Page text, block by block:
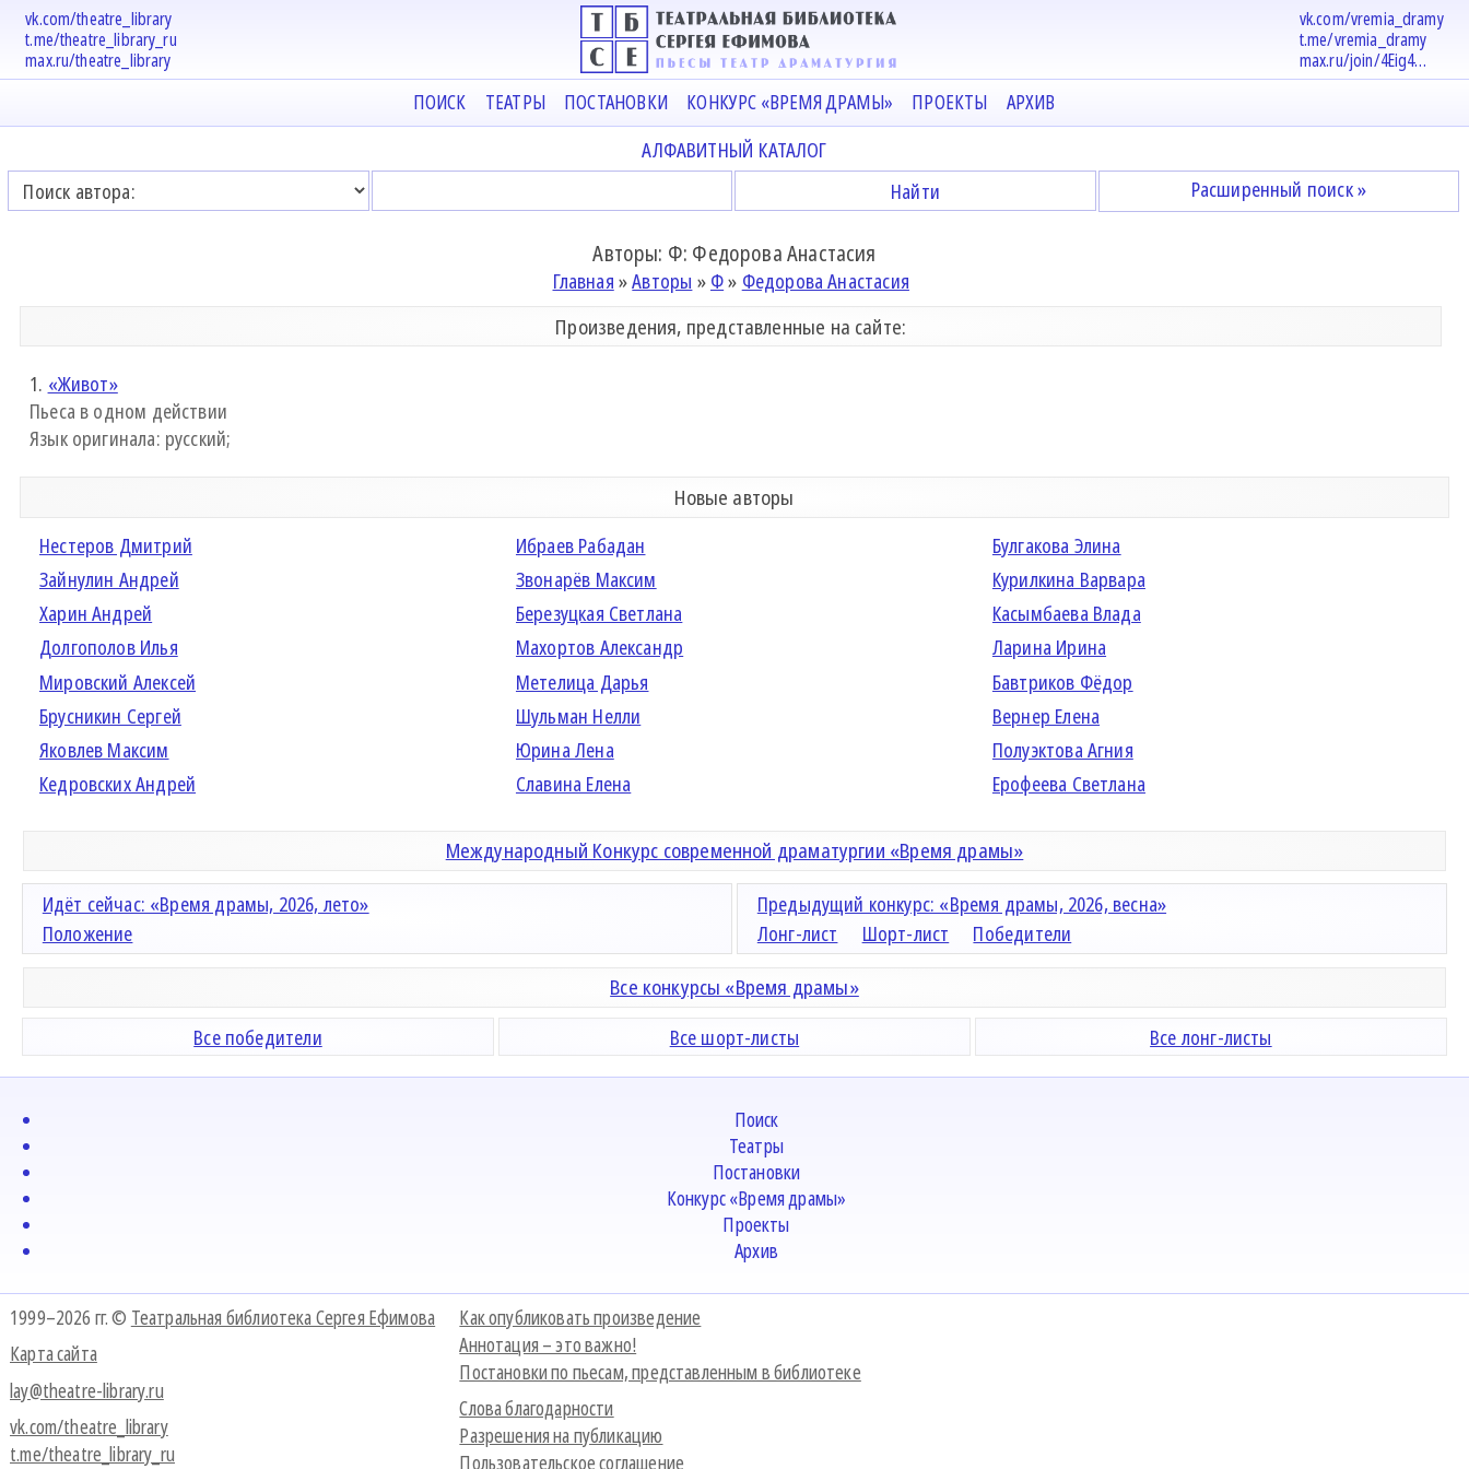
vk.com/theatre_library
t.me/theatre_library_ru
max.ru/theatre_library
vk.com/vremia_dramy
t.me/vremia_dramy
max.ru/join/4Eig4…
ПОИСК ТЕАТРЫ ПОСТАНОВКИ КОНКУРС «ВРЕМЯ ДРАМЫ» ПРОЕКТЫ АРХИВ
АЛФАВИТНЫЙ КАТАЛОГ
Расширенный поиск »
Авторы: Ф: Федорова Анастасия
Главная »Авторы » Ф» Федорова Анастасия
Произведения, представленные на сайте:
1. «Живот»
Пьеса в одном действии
Язык оригинала: русский;
Новые авторы
Нестеров Дмитрий Ибраев Рабадан
Булгакова Элина
Зайнулин Андрей
Звонарёв Максим
Курилкина Варвара
Харин Андрей
Березуцкая Светлана
Касымбаева Влада
Долгополов Илья
Махортов Александр
Ларина Ирина
Мировский Алексей
Метелица Дарья
Бавтриков Фёдор
Брусникин Сергей
Шульман Нелли
Вернер Елена
Яковлев Максим
Юрина Лена
Полуэктова Агния
Кедровских Андрей
Славина Елена Ерофеева Светлана
Международный Конкурс современной драматургии «Время драмы»
Идёт сейчас: «Время драмы, 2026, лето»
Положение
Предыдущий конкурс: «Время драмы, 2026, весна»
Лонг-лист
Шорт-лист Победители
Все конкурсы «Время драмы»
Все победители Все шорт-листы Все лонг-листы
Поиск
Театры
Постановки
Конкурс «Время драмы»
Проекты
Архив
1999–2026 гг. © Театральная библиотека Сергея Ефимова
Карта сайта
lay@theatre-library.ru
vk.com/theatre_library
t.me/theatre_library_ru
Как опубликовать произведение
Аннотация – это важно!
Постановки по пьесам, представленным в библиотеке
Слова благодарности
Разрешения на публикацию
Пользовательское соглашение